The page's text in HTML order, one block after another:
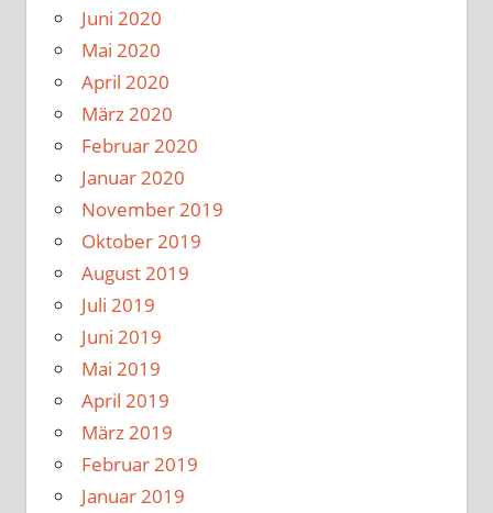
Juni 2020
Mai 2020
April 2020
März 2020
Februar 2020
Januar 2020
November 2019
Oktober 2019
August 2019
Juli 2019
Juni 2019
Mai 2019
April 2019
März 2019
Februar 2019
Januar 2019